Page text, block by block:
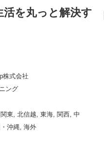
活を丸っと解決す
株式会社
ング
東, 北信越, 東海, 関西, 中
沖縄, 海外